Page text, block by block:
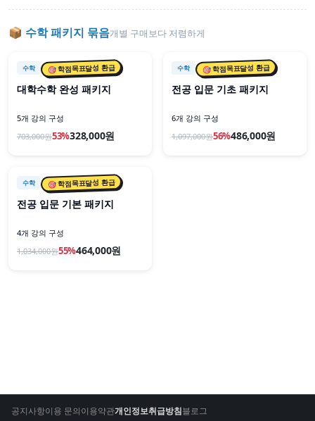
📦 수학패키지 묶음개별 구매보다 저렴하게
📦 패키지
수학 🎯 학점목표달성 환급
대학수학 완성 패키지
5개 강의 구성
703,000원53%328,000원
📦 패키지
수학 🎯 학점목표달성 환급
전공 입문 기초 패키지
6개 강의 구성
1,097,000원56%486,000원
📦 패키지
수학 🎯 학점목표달성 환급
전공 입문 기본 패키지
4개 강의 구성
1,034,000원55%464,000원
공지사항이용 문의이용약관개인정보취급방침블로그